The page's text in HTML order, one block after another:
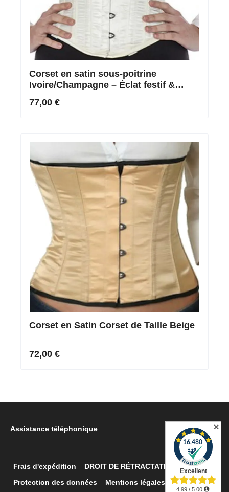
Corset en satin sous-poitrine
Ivoire/Champagne – Éclat festif &
77,00 €
Corset en Satin Corset de Taille Beige
72,00 €
Assistance téléphonique
Frais d'expédition DROIT DE RÉTRACTATION
Retour
Protection des données
Mentions légales Contacter
✕